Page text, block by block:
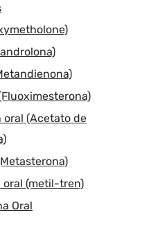
oral (Acetato de
oral (metil-tren)
Oral